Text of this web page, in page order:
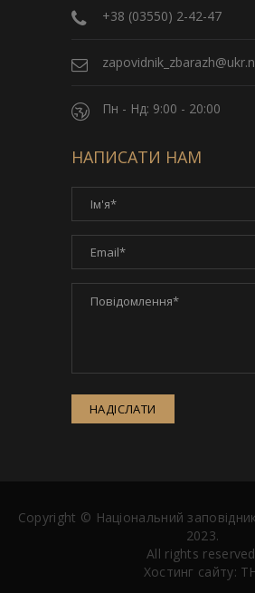
+38 (03550) 2-42-47
Пн - Нд: 9:00 - 20:00
НАПИСАТИ НАМ
НАДІСЛАТИ
Copyright © Національний
2023.
All rights
Хостинг сайту: